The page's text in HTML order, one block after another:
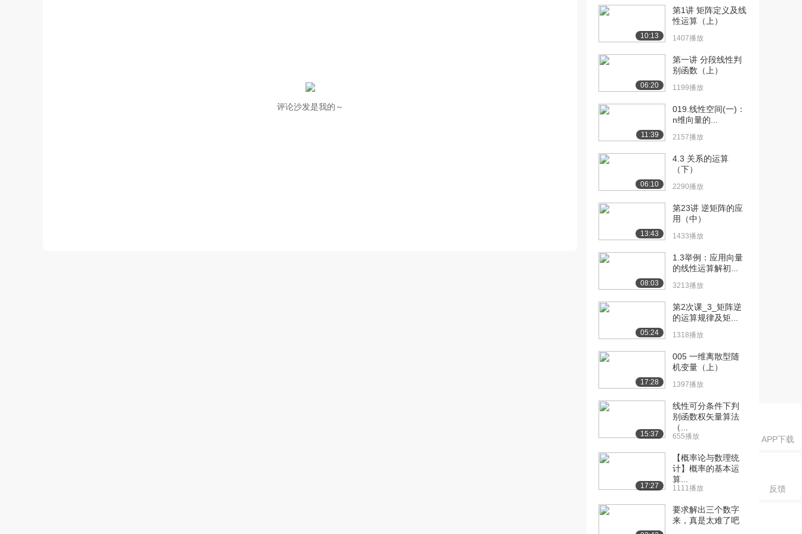
APP下载
反馈
评论沙发是我的～
阵（上）
[13] 7.初等变换与初等矩
阵（下）
[14] 8初等变换求逆矩阵
（上）
1286播放
[15] 8初等变换求逆矩阵
（下）
1081播放
[16] 9.矩阵的秩（上）
[17] 9.矩阵的秩（下）
[18] 10.求矩阵的秩（上） 09:19
[19] 10.求矩阵的秩（下）
1060播放
10:13
第1讲 矩阵定义及线
性运算（上）
1407播放
06:20
第一讲 分段线性判
别函数（上）
1199播放
11:39
019.线性空间(一)：
n维向量的...
2157播放
06:10
4.3 关系的运算
（下）
2290播放
13:43
第23讲 逆矩阵的应
用（中）
1433播放
08:03
1.3举例：应用向量
的线性运算解初...
3213播放
05:24
第2次课_3_矩阵逆
的运算规律及矩...
1318播放
17:28
005 一维离散型随
机变量（上）
1397播放
15:37
线性可分条件下判
别函数权矢量算法
（...
655播放
17:27
【概率论与数理统
计】概率的基本运
算...
1111播放
要求解出三个数字
来，真是太难了吧